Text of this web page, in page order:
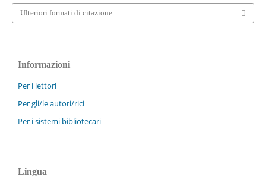
Ulteriori formati di citazione
Informazioni
Per i lettori
Per gli/le autori/rici
Per i sistemi bibliotecari
Lingua